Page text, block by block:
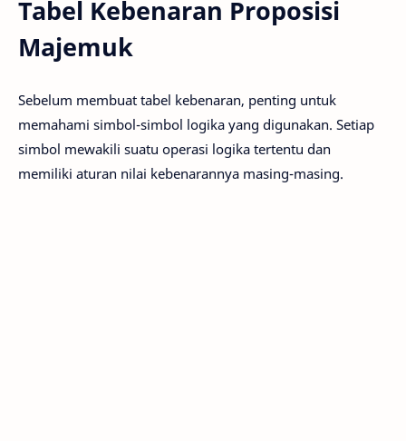
Tabel Kebenaran Proposisi
Majemuk
Sebelum membuat tabel kebenaran, penting untuk
memahami simbol-simbol logika yang digunakan. Setiap
simbol mewakili suatu operasi logika tertentu dan
memiliki aturan nilai kebenarannya masing-masing.